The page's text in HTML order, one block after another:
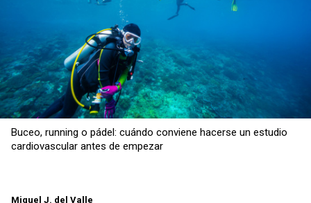
Buceo, running o pádel: cuándo conviene hacerse un estudio
cardiovascular antes de empezar
Miguel J. del Valle